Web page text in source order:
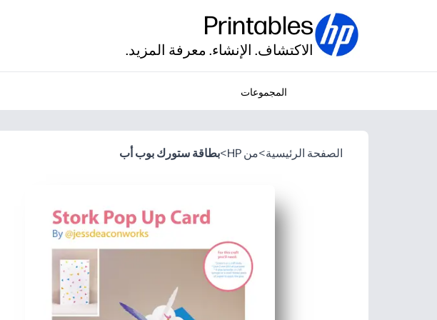
Printables
الاكتشاف. الإنشاء. معرفة المزيد.
المجموعات
الصفحة الرئيسية>من HP >بطاقة ستورك بوب أب